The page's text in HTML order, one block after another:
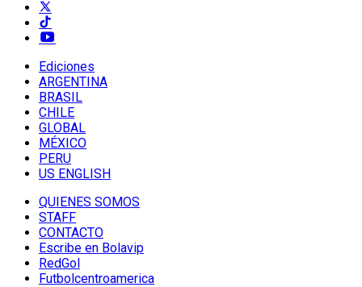
Ediciones
ARGENTINA
BRASIL
CHILE
GLOBAL
MÉXICO
PERU
US ENGLISH
QUIENES SOMOS
STAFF
CONTACTO
Escribe en Bolavip
RedGol
Futbolcentroamerica